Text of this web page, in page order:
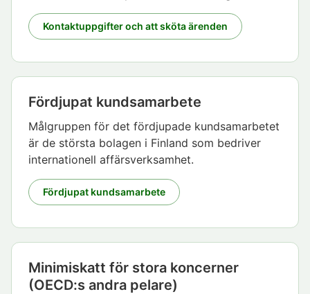
Kontaktuppgifter och att sköta ärenden
Fördjupat kundsamarbete
Målgruppen för det fördjupade kundsamarbetet
är de största bolagen i Finland som bedriver
internationell affärsverksamhet.
Fördjupat kundsamarbete
Minimiskatt för stora koncerner
(OECD:s andra pelare)